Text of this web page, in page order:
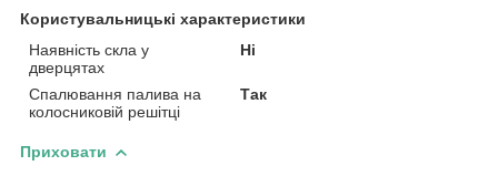
Користувальницькі характеристики
Наявність скла у
дверцятах
Ні
Спалювання палива на
колосниковій решітці
Так
Приховати